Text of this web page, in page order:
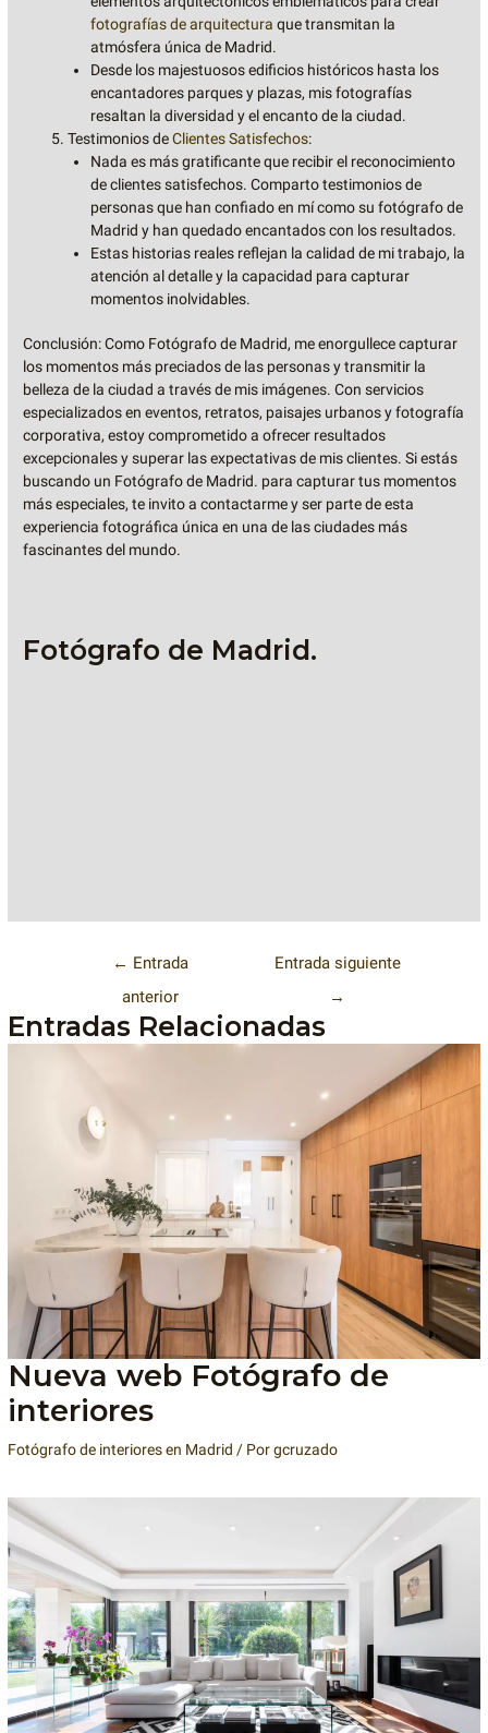
fotografías de arquitectura que transmitan la
atmósfera única de Madrid.
Desde los majestuosos edificios históricos hasta los
encantadores parques y plazas, mis fotografías
resaltan la diversidad y el encanto de la ciudad.
Testimonios deClientes Satisfechos:
Nada es más gratificante que recibir el reconocimiento
de clientes satisfechos. Comparto testimonios de
personas que han confiado en mí como su fotógrafo de
Madrid y han quedado encantados con los resultados.
Estas historias reales reflejan la calidad de mi trabajo, la
atención al detalle y la capacidad para capturar
momentos inolvidables.
Conclusión: Como Fotógrafo de Madrid, me enorgullece capturar
los momentos más preciados de las personas y transmitir la
belleza de la ciudad a través de mis imágenes. Con servicios
especializados en eventos, retratos, paisajes urbanos y fotografía
corporativa, estoy comprometido a ofrecer resultados
excepcionales y superar las expectativas de mis clientes. Si estás
buscando un Fotógrafo de Madrid. para capturar tus momentos
más especiales, te invito a contactarme y ser parte de esta
experiencia fotográfica única en una de las ciudades más
fascinantes del mundo.
Fotógrafo de Madrid.
← Entrada
anterior
Entrada siguiente
→
Entradas Relacionadas
Nueva web Fotógrafo de
interiores
Fotógrafo de interiores en Madrid / Porgcruzado